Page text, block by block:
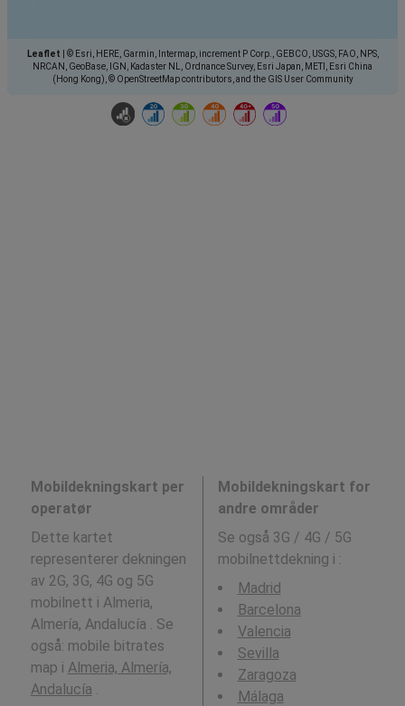
Leaflet
© Esri, HERE, Garmin, Intermap, increment P Corp., GEBCO, USGS, FAO, NPS,
NRCAN, GeoBase, IGN, Kadaster NL, Ordnance Survey, Esri Japan, METI, Esri China
(Hong Kong), © OpenStreetMap contributors, and the GIS User Community
Mobildekningskart per
operatør
Dette kartet
representerer dekningen
av 2G, 3G, 4G og 5G
mobilnett i Almeria,
Almería, Andalucía . Se
også: mobile bitrates
map i Almeria, Almería,
Andalucía
Mobildekningskart for
andre områder
Se også 3G / 4G / 5G
mobilnettdekning i :
Madrid
Barcelona
Valencia
Sevilla
Zaragoza
Málaga